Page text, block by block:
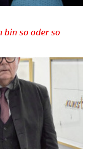
bin so oder so